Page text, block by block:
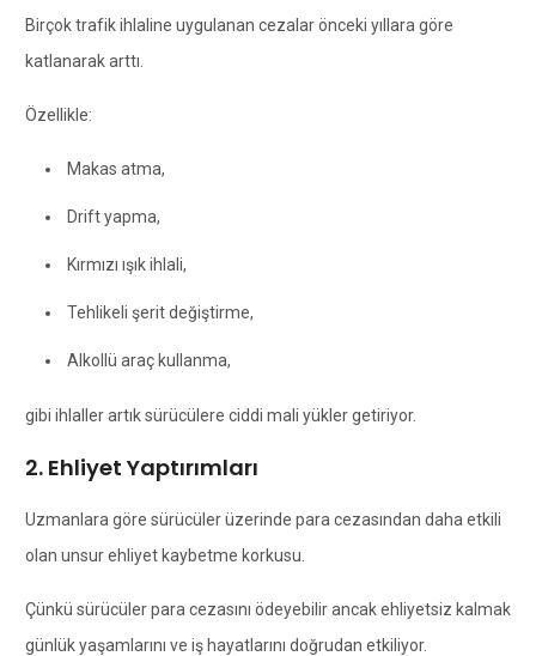
Birçok trafik ihlaline uygulanan cezalar önceki yıllara göre
katlanarak arttı.
Özellikle:
Makas atma,
Drift yapma,
Kırmızı ışık ihlali,
Tehlikeli şerit değiştirme,
Alkollü araç kullanma,
gibi ihlaller artık sürücülere ciddi mali yükler getiriyor.
2. Ehliyet Yaptırımları
Uzmanlara göre sürücüler üzerinde para cezasından daha etkili
olan unsur ehliyet kaybetme korkusu.
Çünkü sürücüler para cezasını ödeyebilir ancak ehliyetsiz kalmak
günlük yaşamlarını ve iş hayatlarını doğrudan etkiliyor.